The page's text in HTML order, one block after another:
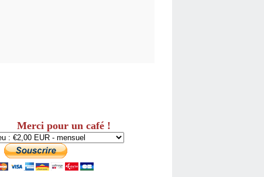
Merci pour un café !